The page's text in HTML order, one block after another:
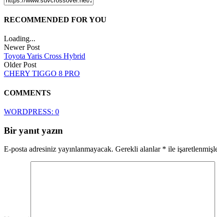
RECOMMENDED FOR YOU
Loading...
Newer Post
Toyota Yaris Cross Hybrid
Older Post
CHERY TIGGO 8 PRO
COMMENTS
WORDPRESS: 0
Bir yanıt yazın
E-posta adresiniz yayınlanmayacak. Gerekli alanlar * ile